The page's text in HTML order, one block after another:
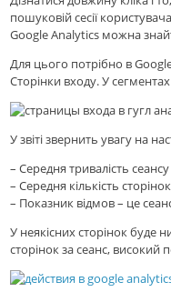
пошуковій сесії
Google Analytics можна
Для цього потрібно в
Сторінки входу. У
У звіті звернить увагу на
– Середня тривалість
– Середня кількість
– Показник відмов – це
У неякісних сторінок буде
сторінок за сеанс, високий